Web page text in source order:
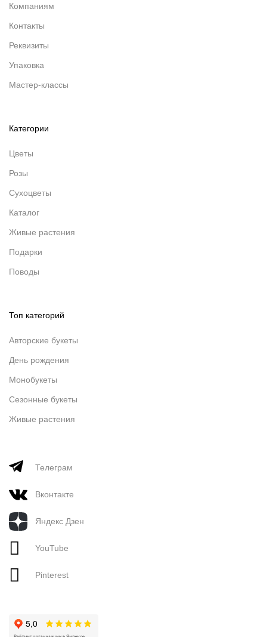
Компаниям
Контакты
Реквизиты
Упаковка
Мастер-классы
Категории
Цветы
Розы
Сухоцветы
Каталог
Живые растения
Подарки
Поводы
Топ категорий
Авторские букеты
День рождения
Монобукеты
Сезонные букеты
Живые растения
Телеграм
Вконтакте
Яндекс Дзен
YouTube
Pinterest